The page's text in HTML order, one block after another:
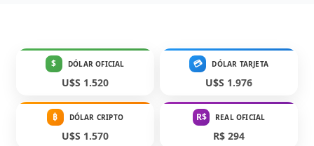
$ DÓLAR OFICIAL
U$S 1.520
💳 DÓLAR TARJETA
U$S 1.976
₿ DÓLAR CRIPTO
U$S 1.570
R$ REAL OFICIAL
R$ 294